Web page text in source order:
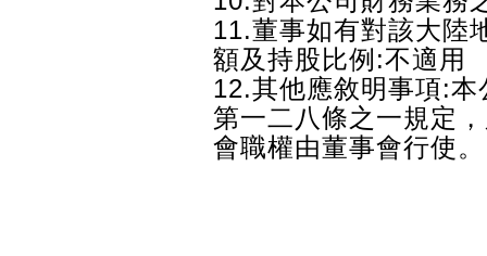
11.董事如有對該大陸
額及持股比例:不適用
12.其他應敘明事項:
第一二八條之一規定
會職權由董事會行使。